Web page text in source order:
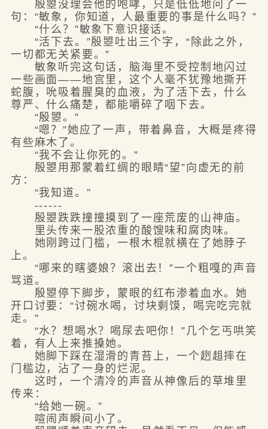
殷曌没理会他的咆哮，只是低低地问了一
句：“敏象，你知道，人最重要的事是什么吗？”
“什么？”敏象下意识接话。
“活下去。”殷曌吐出三个字，“除此之外，
一切都无关紧要。”
敏象听完这句话，脑海里不受控制地闪过
一些画面——地宫里，这个人毫不犹豫地撕开
蛇腹，吮吸着腥臭的血液，为了活下去，什么
尊严、什么痛楚，都能嚼碎了咽下去。
“殷曌。”
“嗯？”她应了一声，带着鼻音，大概是疼得
有些麻木了。
“我不会让你死的。”
殷曌用那蒙着红绸的眼睛“望”向虚无的前
方：
“我知道。”
------
殷曌跌跌撞撞摸到了一座荒废的山神庙。
里头传来一股浓重的酸馊味和腐肉味。
她刚跨过门槛，一根木棍就横在了她脖子
上。
“哪来的瞎婆娘？滚出去！”一个粗嘎的声音
骂道。
殷曌停下脚步，蒙眼的红布渗着血水。她
开口讨要：“讨碗水喝，讨块剩馍，喝完吃完就
走。”
“水？想喝水？喝尿去吧你！”几个乞丐哄笑
着，有人上来推搡她。
她脚下踩在湿滑的青苔上，一个趔趄摔在
门槛边，沾了一身的烂泥。
这时，一个清冷的声音从神像后的草堆里
传来：
“给她一碗。”
喧闹声瞬间小了。